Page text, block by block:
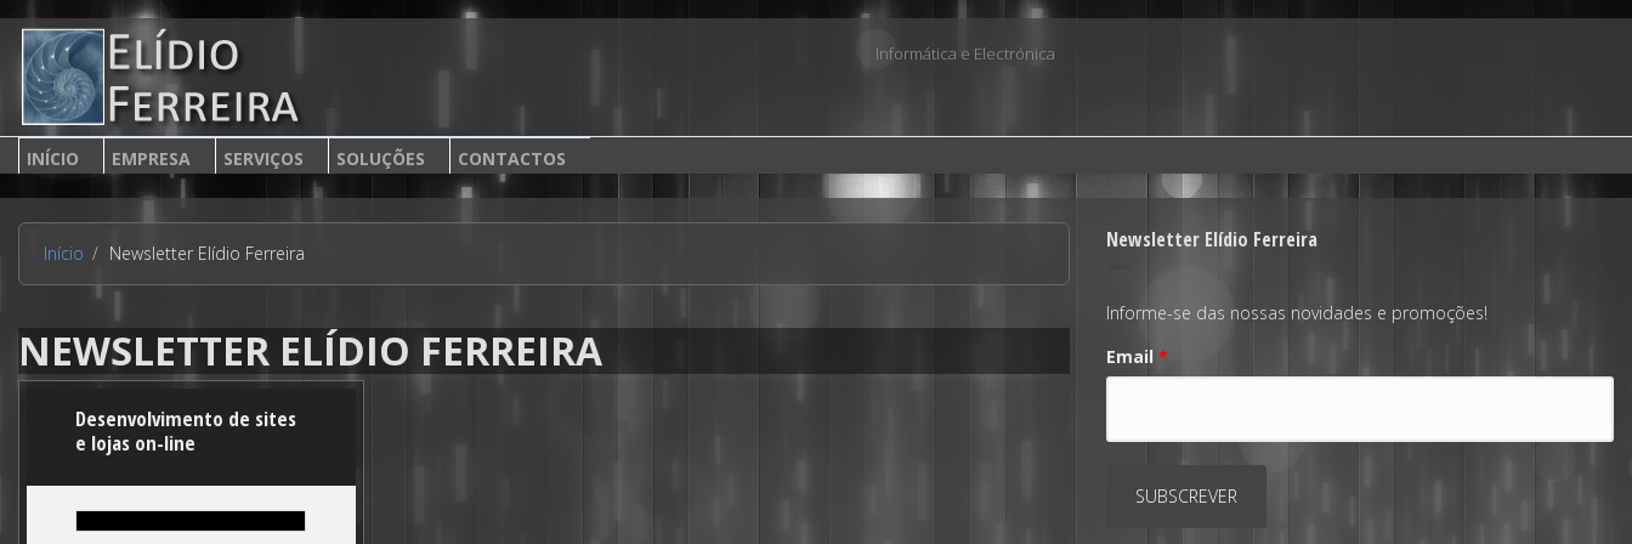
Passar para o conteúdo principal
Informática e Electrónica
INÍCIO EMPRESA SERVIÇOS SOLUÇÕES CONTACTOS
Início Newsletter Elídio Ferreira
NEWSLETTER ELÍDIO FERREIRA
Desenvolvimento de sites
e lojas on-line
Newsletter Elídio Ferreira
Informe-se das nossas novidades e promoções!
Email *